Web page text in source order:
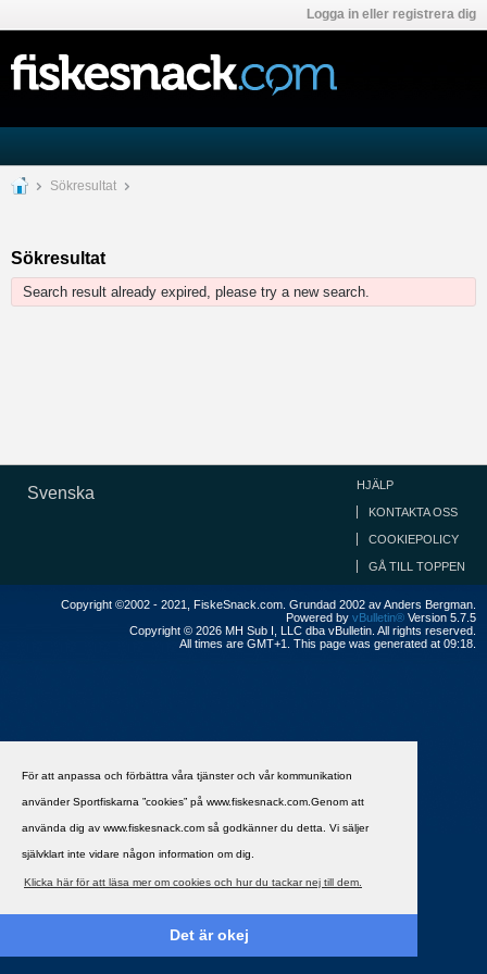
För att anpassa och förbättra våra tjänster och vår kommunikation
använder Sportfiskarna ”cookies” på www.fiskesnack.com.Genom att
använda dig av www.fiskesnack.com så godkänner du detta. Vi säljer
självklart inte vidare någon information om dig.
Klicka här för att läsa mer om cookies och hur du tackar nej till dem.
Det är okej
Logga in eller registrera dig
Sökresultat
Sökresultat
Search result already expired, please try a new search.
Svenska HJÄLP
KONTAKTA OSS
COOKIEPOLICY
GÅ TILL TOPPEN
Copyright ©2002 - 2021, FiskeSnack.com. Grundad 2002 av Anders Bergman.
Powered by vBulletin® Version 5.7.5
Copyright © 2026 MH Sub I, LLC dba vBulletin. All rights reserved.
All times are GMT+1. This page was generated at 09:18.